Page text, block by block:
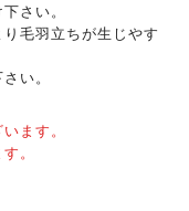
さい。
毛羽立ちが生じやす
い。
ます。
。